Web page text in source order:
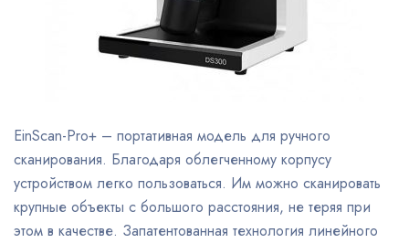
EinScan-Pro+ – портативная модель для ручного
сканирования. Благодаря облегченному корпусу
устройством легко пользоваться. Им можно сканировать
крупные объекты с большого расстояния, не теряя при
этом в качестве. Запатентованная технология линейного